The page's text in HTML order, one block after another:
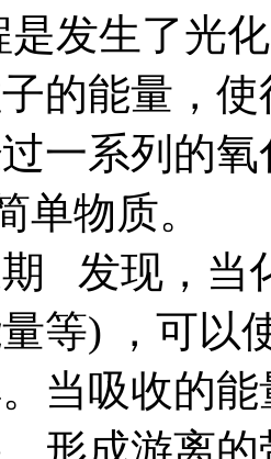
是发生了光
的能量，
一系列的
单物质。
现，当化
等) ，可
当吸收的
形成游离